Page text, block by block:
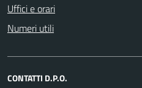
Uffici e orari
Numeri utili
CONTATTI D.P.O.